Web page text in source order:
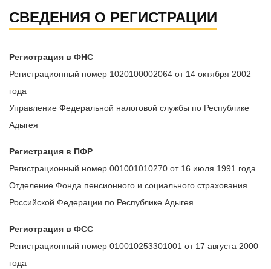
СВЕДЕНИЯ О РЕГИСТРАЦИИ
Регистрация в ФНС
Регистрационный номер 1020100002064 от 14 октября 2002
года
Управление Федеральной налоговой службы по Республике
Адыгея
Регистрация в ПФР
Регистрационный номер 001001010270 от 16 июля 1991 года
Отделение Фонда пенсионного и социального страхования
Российской Федерации по Республике Адыгея
Регистрация в ФСС
Регистрационный номер 010010253301001 от 17 августа 2000
года